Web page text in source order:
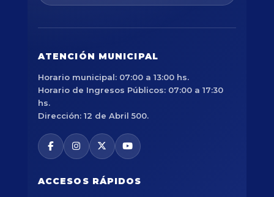
ATENCIÓN MUNICIPAL
Horario municipal: 07:00 a 13:00 hs.
Horario de Ingresos Públicos: 07:00 a 17:30
hs.
Dirección: 12 de Abril 500.
ACCESOS RÁPIDOS